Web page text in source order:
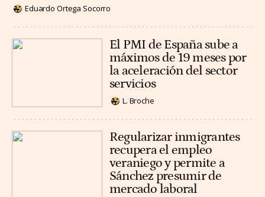
Eduardo Ortega Socorro
El PMI de España sube a
máximos de 19 meses por
la aceleración del sector
servicios
L. Broche
Regularizar inmigrantes
recupera el empleo
veraniego y permite a
Sánchez presumir de
mercado laboral